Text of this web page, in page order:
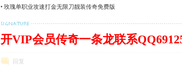
• 玫瑰单职业攻速打金无限刀靓装传奇免费版
开VIP会员传奇一条龙联系QQ
回复